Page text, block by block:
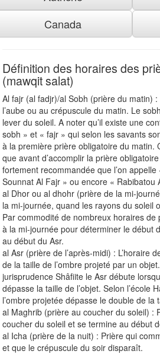
Canada
Définition des horaires des
(mawqit salat)
Al fajr (al fadjr)/al Sobh (prière du matin)
l’aube ou au crépuscule du matin. Le
lever du soleil. A noter qu’il existe une
sobh » et « fajr » qui selon les savants
à la première prière obligatoire du matin.
que avant d’accomplir la prière
fortement recommandée que l’on
Sounnat Al Fajr » ou encore « Rabibatou
al Dhor ou al dhohr (prière de la mi-
la mi-journée, quand les rayons du soleil
Par commodité de nombreux horaires
à la mi-journée pour déterminer le début
au début du Asr.
al Asr (prière de l’après-midi) : L’horaire
de la taille de l’ombre projeté par un
jurisprudence Shâfiite le Asr débute
dépasse la taille de l’objet. Selon l’école
l’ombre projetée dépasse le double de la
al Maghrib (prière au coucher du soleil) :
coucher du soleil et se termine au début
al Icha (prière de la nuit) : Prière qui
et que le crépuscule du soir disparaît.